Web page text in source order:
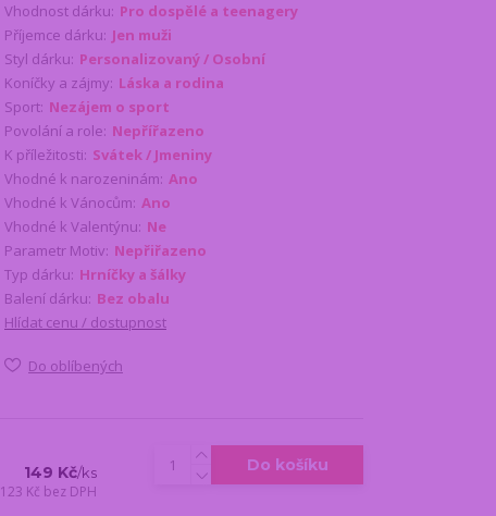
Vhodnost dárku: Pro dospělé a teenagery
Příjemce dárku: Jen muži
Styl dárku: Personalizovaný / Osobní
Koníčky a zájmy: Láska a rodina
Sport: Nezájem o sport
Povolání a role: Nepřířazeno
K příležitosti: Svátek / Jmeniny
Vhodné k narozeninám: Ano
Vhodné k Vánocům: Ano
Vhodné k Valentýnu: Ne
Parametr Motiv: Nepřiřazeno
Typ dárku: Hrníčky a šálky
Balení dárku: Bez obalu
Hlídat cenu / dostupnost
Do oblíbených
149 Kč/ks
123 Kč bez DPH
Do košíku